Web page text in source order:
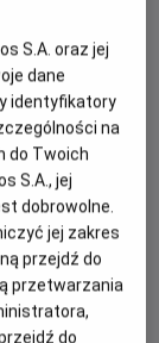
Gatunek
Animowany
S.A. oraz jej
dane
identyfikatory
na
do Twoich
S.A., jej
dobrowolne.
jej zakres
przejdź do
przetwarzania
do